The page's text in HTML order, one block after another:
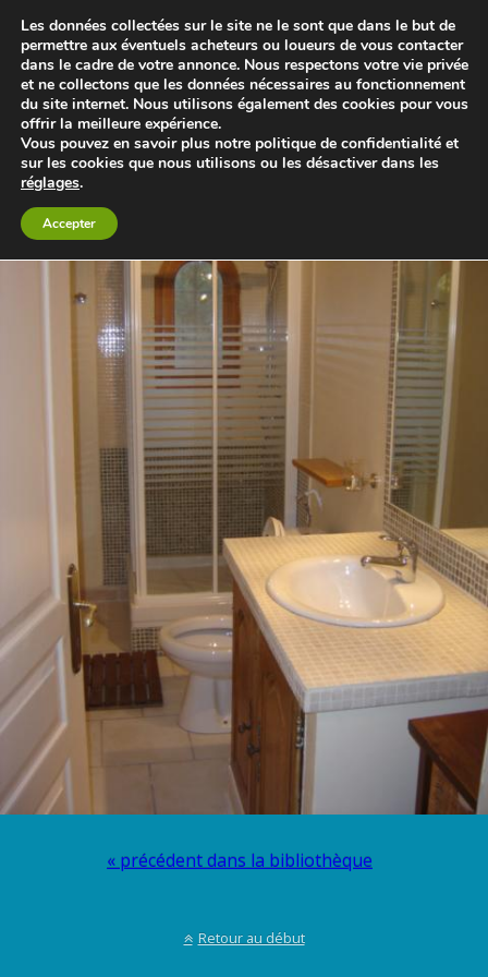
Le blog 3d-immo-visites
Retour à location Gîte Sans Vis à Vis Proche Arles Avignon
« précédent dans la bibliothèque
Retour au début
Les données collectées sur le site ne le sont que dans le but de
permettre aux éventuels acheteurs ou loueurs de vous contacter
dans le cadre de votre annonce. Nous respectons votre vie privée
et ne collectons que les données nécessaires au fonctionnement
du site internet. Nous utilisons également des cookies pour vous
offrir la meilleure expérience.
Vous pouvez en savoir plus notre politique de confidentialité et
sur les cookies que nous utilisons ou les désactiver dans les
réglages.
Accepter